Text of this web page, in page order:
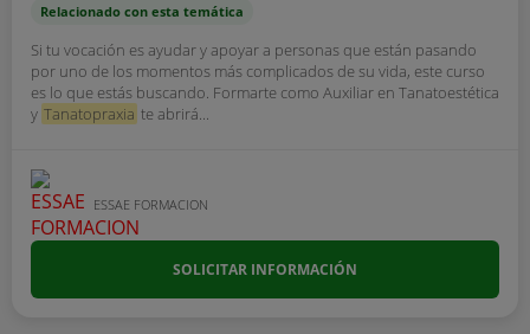
Relacionado con esta temática
Si tu vocación es ayudar y apoyar a personas que están pasando
por uno de los momentos más complicados de su vida, este curso
es lo que estás buscando. Formarte como Auxiliar en Tanatoestética
y Tanatopraxia te abrirá...
ESSAE FORMACION
SOLICITAR INFORMACIÓN